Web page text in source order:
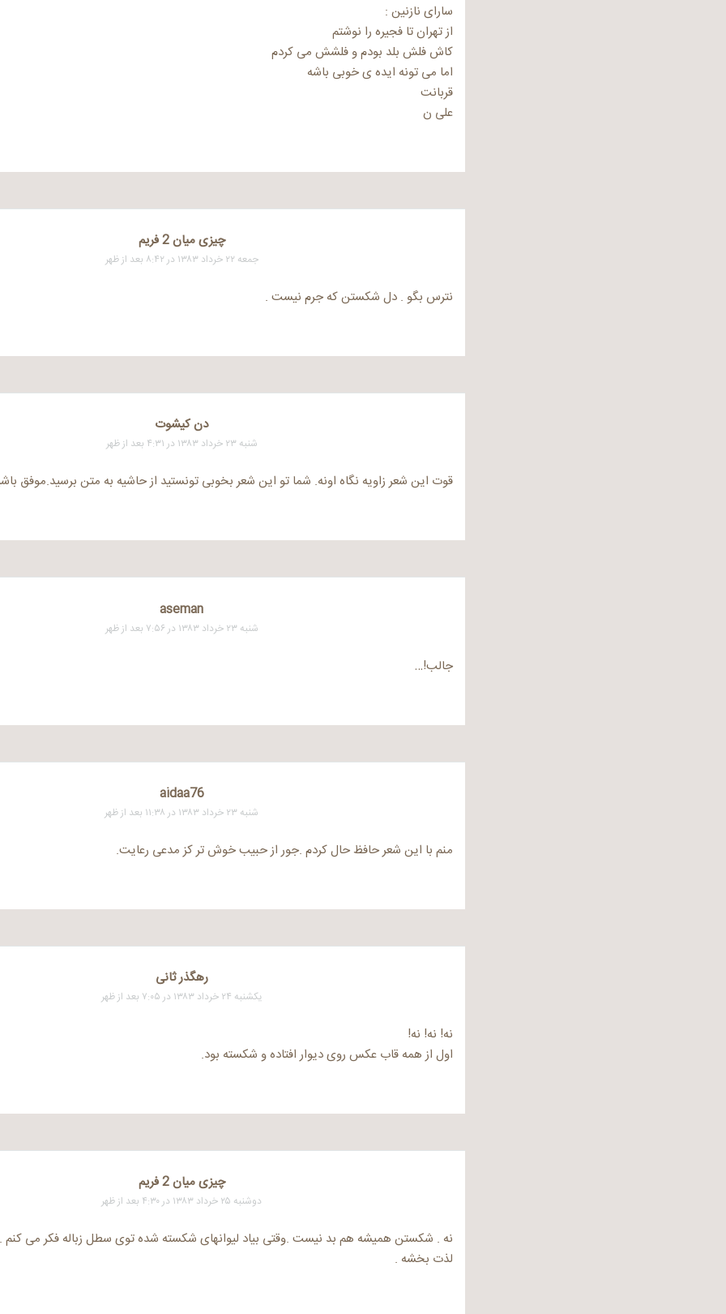
سارای نازنین :
از تهران تا فجیره را نوشتم
کاش فلش بلد بودم و فلشش می کردم
اما می تونه ایده ی خوبی باشه
قربانت
علی ن
چیزی میان 2 فریم
جمعه ۲۲ خرداد ۱۳۸۳ در ۸:۴۲ بعد از ظهر
نترس بگو . دل شکستن که جرم نیست .
دن کیشوت
شنبه ۲۳ خرداد ۱۳۸۳ در ۴:۳۱ بعد از ظهر
قوت این شعر زاویه نگاه اونه. شما تو این شعر بخوبی تونستید از حاشیه به متن برسید.موفق
aseman
شنبه ۲۳ خرداد ۱۳۸۳ در ۷:۵۶ بعد از ظهر
جالب!…
aidaa76
شنبه ۲۳ خرداد ۱۳۸۳ در ۱۱:۳۸ بعد از ظهر
منم با این شعر حافظ حال کردم .جور از حبیب خوش تر کز مدعی رعایت.
رهگذر ثانی
یکشنبه ۲۴ خرداد ۱۳۸۳ در ۷:۰۵ بعد از ظهر
نه! نه! نه!
اول از همه قاب عکس روی دیوار افتاده و شکسته بود.
چیزی میان 2 فریم
دوشنبه ۲۵ خرداد ۱۳۸۳ در ۴:۳۰ بعد از ظهر
نه . شکستن همیشه هم بد نیست .وقتی بیاد لیوانهای شکسته شده توی سطل زباله فکر می کنم
لذت بخشه .